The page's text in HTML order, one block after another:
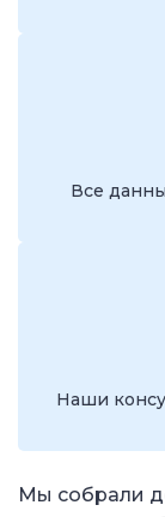
Все
Наши
Мы собрали